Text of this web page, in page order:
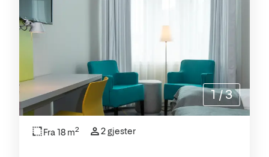
Fra 18 m2 2 gjester
1 /3